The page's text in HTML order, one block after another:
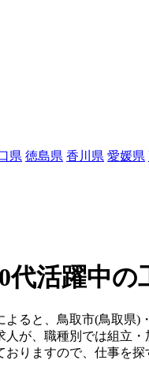
県 徳島県 香川県 愛媛県
代活躍中
ると、鳥取市(鳥取県)
が、職種別では組立
りますので、仕事を探